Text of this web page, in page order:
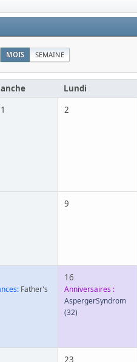
MOIS SEMAINE
Lundi
2
9
Father's
16
Anniversaires :
AspergerSyndrom
(32)
23